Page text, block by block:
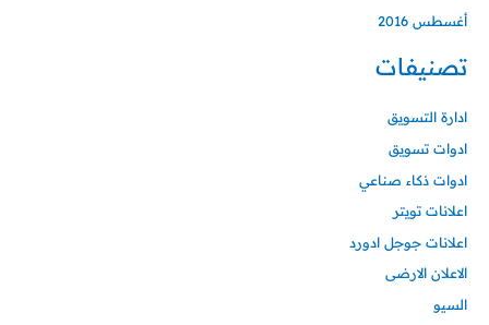
أغسطس 2016
تصنيفات
ادارة التسويق
ادوات تسويق
ادوات ذكاء صناعي
اعلانات تويتر
اعلانات جوجل ادورد
الاعلان الارضى
السيو